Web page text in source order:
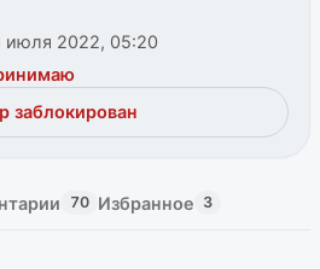
июля 2022, 05:20
заблокирован
70 Избранное 3